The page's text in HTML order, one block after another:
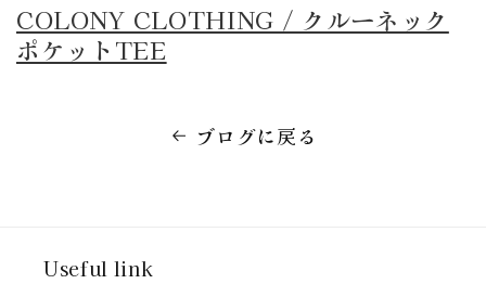
COLONY CLOTHING / クルーネック
ポケットTEE
ブログに戻る
Useful link